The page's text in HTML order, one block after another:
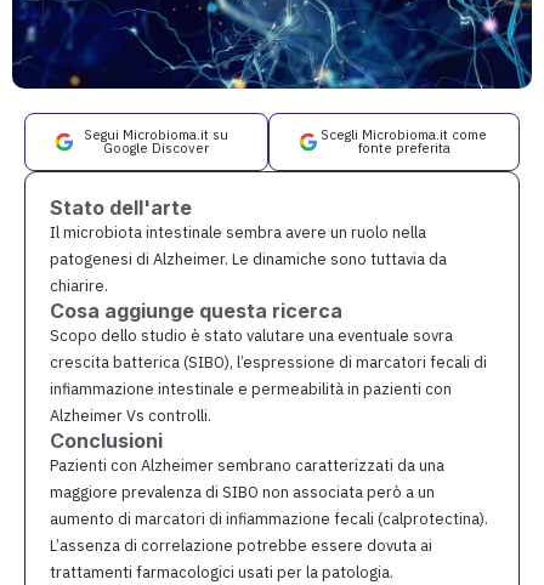
Segui Microbioma.it su
Google Discover
Scegli Microbioma.it come
fonte preferita
Stato dell'arte
Il microbiota intestinale sembra avere un ruolo nella
patogenesi di Alzheimer. Le dinamiche sono tuttavia da
chiarire.
Cosa aggiunge questa ricerca
Scopo dello studio è stato valutare una eventuale sovra
crescita batterica (SIBO), l’espressione di marcatori fecali di
infiammazione intestinale e permeabilità in pazienti con
Alzheimer Vs controlli.
Conclusioni
Pazienti con Alzheimer sembrano caratterizzati da una
maggiore prevalenza di SIBO non associata però a un
aumento di marcatori di infiammazione fecali (calprotectina).
L’assenza di correlazione potrebbe essere dovuta ai
trattamenti farmacologici usati per la patologia.